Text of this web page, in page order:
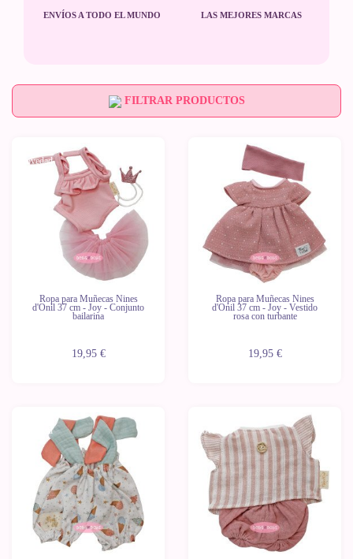
ENVÍOS A TODO EL MUNDO LAS MEJORES MARCAS
FILTRAR PRODUCTOS
Novedad
Ropa para Muñecas Nines
d'Onil 37 cm - Joy - Conjunto
bailarina
19,95 €
Ropa para Muñecas Nines
d'Onil 37 cm - Joy - Vestido
rosa con turbante
19,95 €
Novedad Novedad